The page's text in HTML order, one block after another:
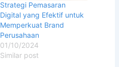
Strategi Pemasaran
Digital yang Efektif untuk
Memperkuat Brand
Perusahaan
01/10/2024
Similar post